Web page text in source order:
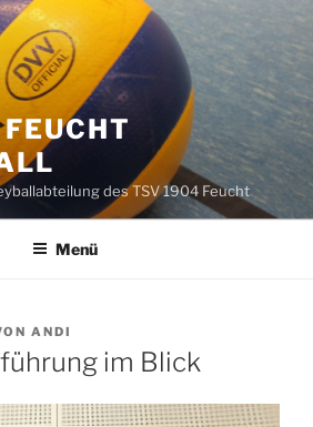
des TSV 1904 Feucht
Menü
ANDI
im Blick